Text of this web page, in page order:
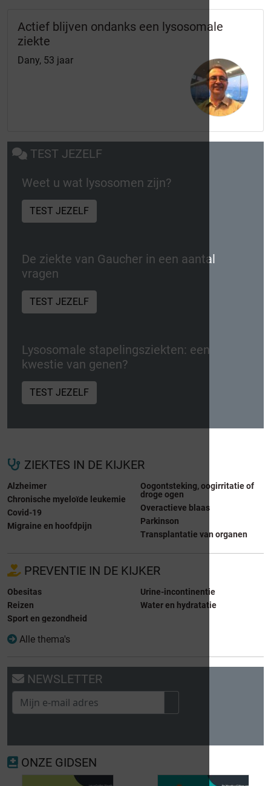
Actief blijven ondanks een lysosomale
ziekte
Dany, 53 jaar
TEST JEZELF
Weet u wat lysosomen zijn?
TEST JEZELF
De ziekte van Gaucher in een aantal
vragen
TEST JEZELF
Lysosomale stapelingsziekten: een
kwestie van genen?
TEST JEZELF
ZIEKTES IN DE KIJKER
Alzheimer
Chronische myeloïde leukemie
Covid-19
Migraine en hoofdpijn
Oogontsteking, oogirritatie of
droge ogen
Overactieve blaas
Parkinson
Transplantatie van organen
PREVENTIE IN DE KIJKER
Obesitas
Reizen
Sport en gezondheid
Urine-incontinentie
Water en hydratatie
Alle thema's
NEWSLETTER
ONZE GIDSEN